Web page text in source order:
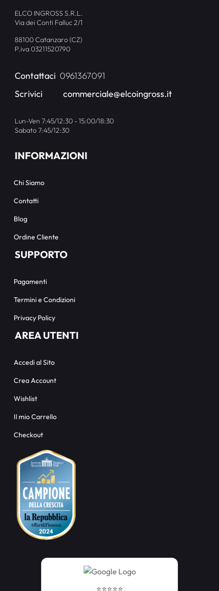
ELCO INGROSS S.R.L.
Via dei Conti Falluc 2/1
88100 Catanzaro (CZ)
P.iva 03211520790
Contattaci 0961367091
Scrivici
commerciale@elcoingross.it
Lun-Ven 7:45/12:30 - 15:00/18:30
Sabato 7:45/12:30
INFORMAZIONI
Chi Siamo
Contatti
Blog
Ordine Cliente
SUPPORTO
Pagamenti
Termini e Condizioni
Privacy Policy
AREA UTENTI
Accedi al Sito
Crea Account
Wishlist
Il mio Carrello
Checkout
⭐️⭐️⭐️⭐️⭐️